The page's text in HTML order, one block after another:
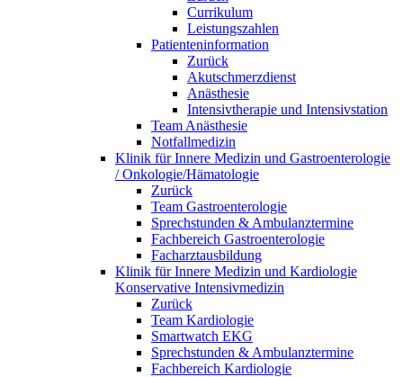
Currikulum
Leistungszahlen
Patienteninformation
Zurück
Akutschmerzdienst
Anästhesie
Intensivtherapie und Intensivstation
Team Anästhesie
Notfallmedizin
Klinik für Innere Medizin und Gastroenterologie
/ Onkologie/Hämatologie
Zurück
Team Gastroenterologie
Sprechstunden & Ambulanztermine
Fachbereich Gastroenterologie
Facharztausbildung
Klinik für Innere Medizin und Kardiologie
Konservative Intensivmedizin
Zurück
Team Kardiologie
Smartwatch EKG
Sprechstunden & Ambulanztermine
Fachbereich Kardiologie